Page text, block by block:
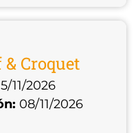
Croquet
11/2026
08/11/2026